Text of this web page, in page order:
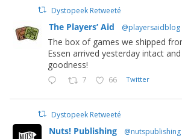
Dystopeek Retweeté
The Players’ Aid @playersaidblog
The box of games we shipped
Essen arrived yesterday intact
goodness!
7 66 Twitter
Dystopeek Retweeté
Nuts! Publishing @nutspublishing